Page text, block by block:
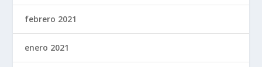
febrero 2021
enero 2021